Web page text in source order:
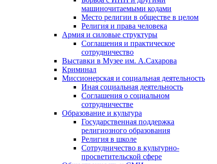
машиночитаемыми кодами
Место религии в обществе в целом
Религия и права человека
Армия и силовые структуры
Соглашения и практическое
сотрудничество
Выставки в Музее им. А.Сахарова
Криминал
Миссионерская и социальная деятельность
Иная социальная деятельность
Соглашения о социальном
сотрудничестве
Образование и культура
Государственная поддержка
религиозного образования
Религия в школе
Сотрудничество в культурно-
просветительской сфере